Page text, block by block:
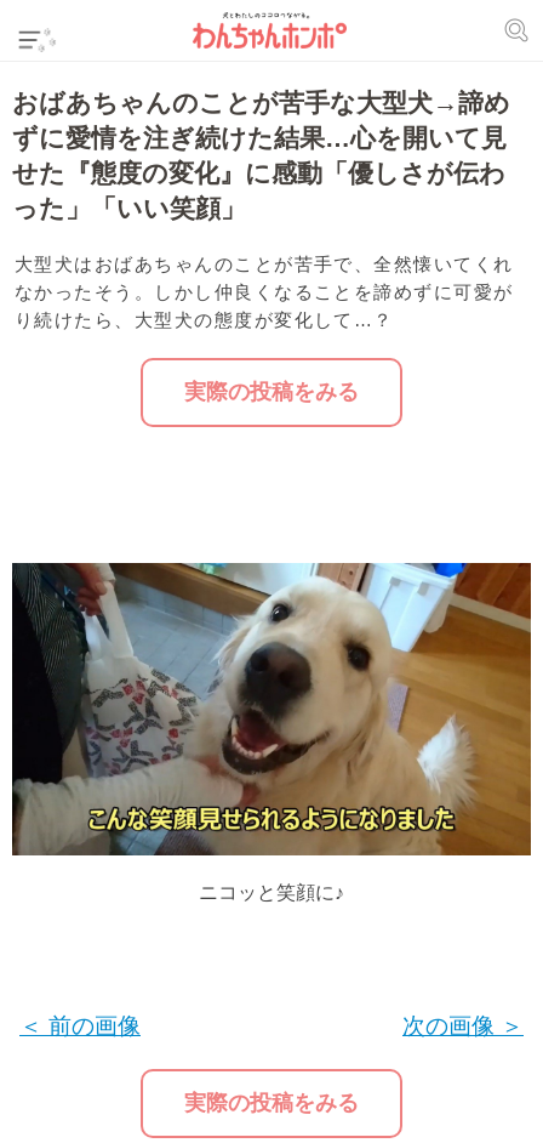
おばあちゃんのことが苦手な大型犬→諦め
ずに愛情を注ぎ続けた結果…心を開いて見
せた『態度の変化』に感動「優しさが伝わ
った」「いい笑顔」
大型犬はおばあちゃんのことが苦手で、全然懐いてくれ
なかったそう。しかし仲良くなることを諦めずに可愛が
り続けたら、大型犬の態度が変化して…？
実際の投稿をみる
ニコッと笑顔に♪
＜ 前の画像
実際の投稿をみる
次の画像 ＞